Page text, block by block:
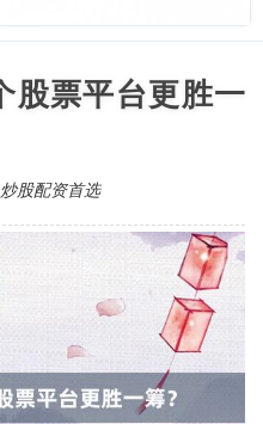
股票平台更胜一
炒股配资首选